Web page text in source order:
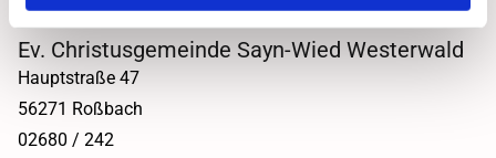
Ev. Christusgemeinde Sayn-Wied Westerwald
Hauptstraße 47
56271 Roßbach
02680 / 242